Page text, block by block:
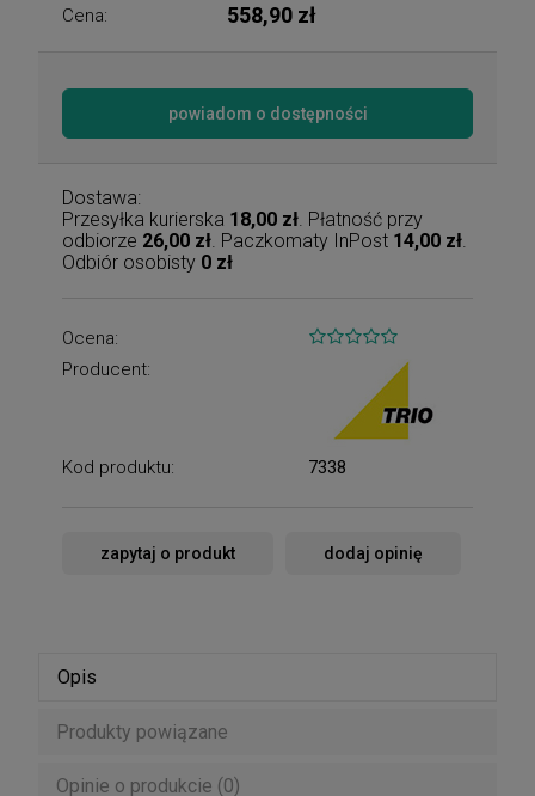
Cena: 558,90 zł
powiadom o dostępności
Dostawa:
Przesyłka kurierska 18,00 zł . Płatność przy
odbiorze 26,00 zł . Paczkomaty InPost 14,00 zł
Odbiór osobisty 0 zł
Ocena:
Producent:
Kod produktu: 7338
zapytaj o produkt dodaj opinię
Opis
Produkty powiązane
Opinie o produkcie (0)